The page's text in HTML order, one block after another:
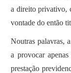
a direito privativo,
vontade do então
Noutras palavras,
a provocar
prestação